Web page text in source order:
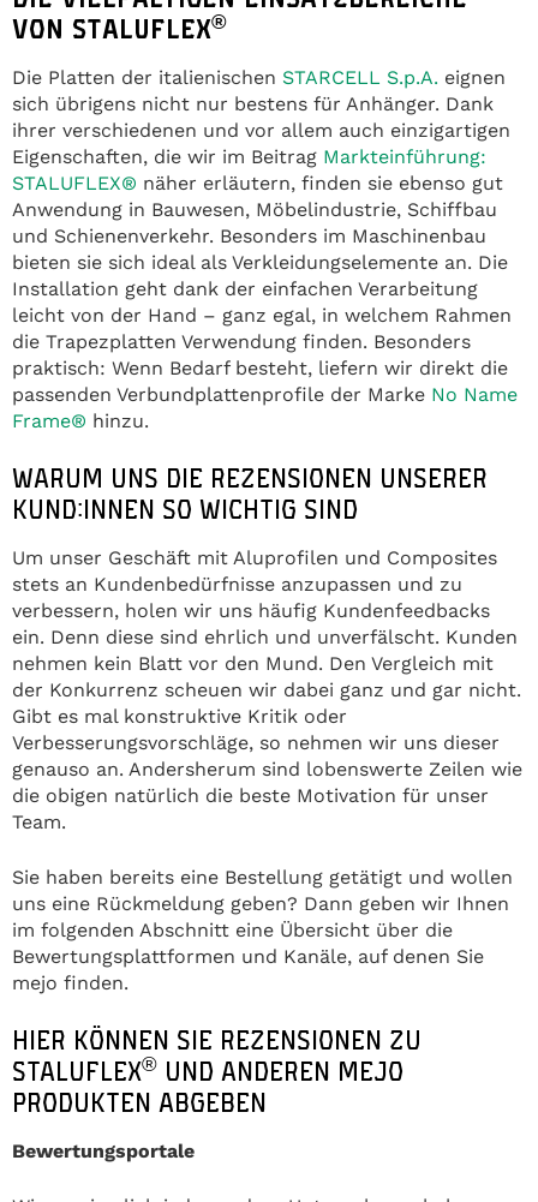
VON STALUFLEX®
Die Platten der italienischen STARCELL S.p.A. eignen
sich übrigens nicht nur bestens für Anhänger. Dank
ihrer verschiedenen und vor allem auch einzigartigen
Eigenschaften, die wir im Beitrag Markteinführung:
STALUFLEX® näher erläutern, finden sie ebenso gut
Anwendung in Bauwesen, Möbelindustrie, Schiffbau
und Schienenverkehr. Besonders im Maschinenbau
bieten sie sich ideal als Verkleidungselemente an. Die
Installation geht dank der einfachen Verarbeitung
leicht von der Hand – ganz egal, in welchem Rahmen
die Trapezplatten Verwendung finden. Besonders
praktisch: Wenn Bedarf besteht, liefern wir direkt die
passenden Verbundplattenprofile der Marke No Name
Frame® hinzu.
WARUM UNS DIE REZENSIONEN UNSERER
KUND:INNEN SO WICHTIG SIND
Um unser Geschäft mit Aluprofilen und Composites
stets an Kundenbedürfnisse anzupassen und zu
verbessern, holen wir uns häufig Kundenfeedbacks
ein. Denn diese sind ehrlich und unverfälscht. Kunden
nehmen kein Blatt vor den Mund. Den Vergleich mit
der Konkurrenz scheuen wir dabei ganz und gar nicht.
Gibt es mal konstruktive Kritik oder
Verbesserungsvorschläge, so nehmen wir uns dieser
genauso an. Andersherum sind lobenswerte Zeilen wie
die obigen natürlich die beste Motivation für unser
Team.
Sie haben bereits eine Bestellung getätigt und wollen
uns eine Rückmeldung geben? Dann geben wir Ihnen
im folgenden Abschnitt eine Übersicht über die
Bewertungsplattformen und Kanäle, auf denen Sie
mejo finden.
HIER KÖNNEN SIE REZENSIONEN ZU
STALUFLEX® UND ANDEREN MEJO
PRODUKTEN ABGEBEN
Bewertungsportale